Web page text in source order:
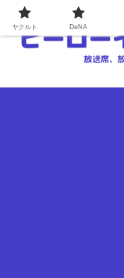
ヤクルト DeNA